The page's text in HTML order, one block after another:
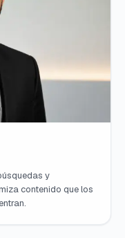
y
contenido que los